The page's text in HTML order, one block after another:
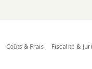
Coûts & Frais Fiscalité &